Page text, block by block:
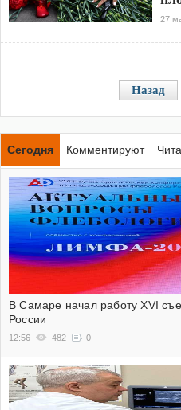
27
Назад
Сегодня Комментируют
В Самаре начал работу XVI
России
12:56 482 0